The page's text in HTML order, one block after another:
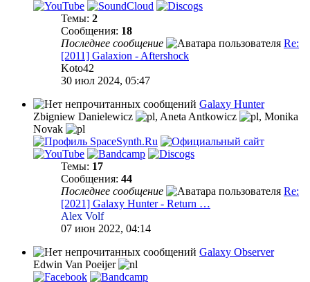
Темы: 2
Сообщения: 18
Последнее сообщение
Re:
[2011] Galaxion - Aftershock
Koto42
30 июл 2024, 05:47
Galaxy Hunter
Zbigniew Danielewicz
, Aneta Antkowicz , Monika
Novak
Темы: 17
Сообщения: 44
Последнее сообщение
Re:
[2021] Galaxy Hunter - Return …
Alex Volf
07 июн 2022, 04:14
Galaxy Observer
Edwin Van Poeijer